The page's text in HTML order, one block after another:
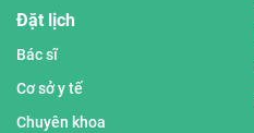
Đặt lịch
Bác sĩ
Cơ sở y tế
Chuyên khoa